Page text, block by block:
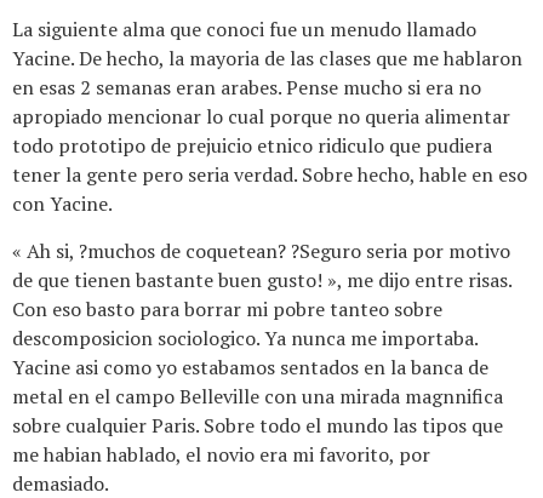
La siguiente alma que conoci fue un menudo llamado
Yacine. De hecho, la mayoria de las clases que me hablaron
en esas 2 semanas eran arabes. Pense mucho si era no
apropiado mencionar lo cual porque no queria alimentar
todo prototipo de prejuicio etnico ridiculo que pudiera
tener la gente pero seri­a verdad. Sobre hecho, hable en eso
con Yacine.
« Ah si, ?muchos de coquetean? ?Seguro seri­a por motivo
de que tienen bastante buen gusto! », me dijo entre risas.
Con eso basto para borrar mi pobre tanteo sobre
descomposicion sociologico. Ya nunca me importaba.
Yacine asi­ como yo estabamos sentados en la banca de
metal en el campo Belleville con una mirada magnnifica
sobre cualquier Paris. Sobre todo el mundo las tipos que
me habian hablado, el novio era mi favorito, por
demasiado.